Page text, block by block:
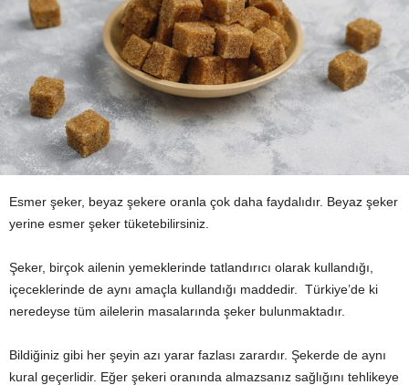
Esmer şeker, beyaz şekere oranla çok daha faydalıdır. Beyaz şeker
yerine esmer şeker tüketebilirsiniz.
Şeker, birçok ailenin yemeklerinde tatlandırıcı olarak kullandığı,
içeceklerinde de aynı amaçla kullandığı maddedir. Türkiye’de ki
neredeyse tüm ailelerin masalarında şeker bulunmaktadır.
Bildiğiniz gibi her şeyin azı yarar fazlası zarardır. Şekerde de aynı
kural geçerlidir. Eğer şekeri oranında almazsanız sağlığını tehlikeye